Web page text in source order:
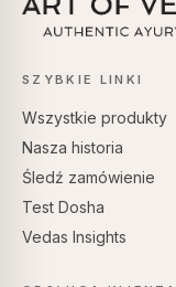
SZYBKIE LINKI
Wszystkie produkty
Nasza historia
Śledź zamówienie
Test Dosha
Vedas Insights